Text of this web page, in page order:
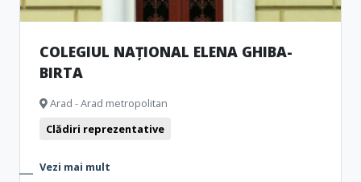
COLEGIUL NAȚIONAL ELENA GHIBA-
BIRTA
Arad - Arad metropolitan
Clădiri reprezentative
Vezi mai mult